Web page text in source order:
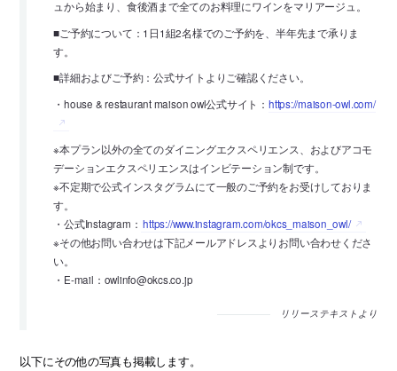
ュから始まり、食後酒まで全てのお料理にワインをマリアージュ。
■ご予約について：1日1組2名様でのご予約を、半年先まで承りま
す。
■詳細およびご予約：公式サイトよりご確認ください。
・house & restaurant maison owl公式サイト： https://maison-owl.com/
※本プラン以外の全てのダイニングエクスペリエンス、およびアコモ
デーションエクスペリエンスはインビテーション制です。
※不定期で公式インスタグラムにて一般のご予約をお受けしておりま
す。
・公式Instagram： https://www.instagram.com/okcs_maison_owl/
※その他お問い合わせは下記メールアドレスよりお問い合わせくださ
い。
・E-mail：owlinfo@okcs.co.jp
リリーステキストより
以下にその他の写真も掲載します。